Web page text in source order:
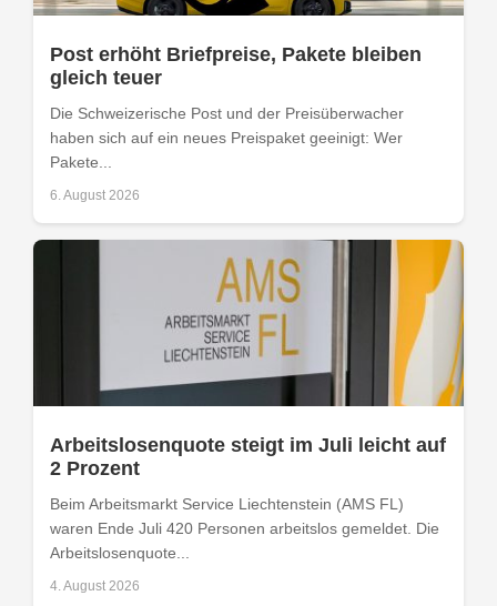
Post erhöht Briefpreise, Pakete bleiben
gleich teuer
Die Schweizerische Post und der Preisüberwacher
haben sich auf ein neues Preispaket geeinigt: Wer
Pakete...
6. August 2026
Arbeitslosenquote steigt im Juli leicht auf
2 Prozent
Beim Arbeitsmarkt Service Liechtenstein (AMS FL)
waren Ende Juli 420 Personen arbeitslos gemeldet. Die
Arbeitslosenquote...
4. August 2026